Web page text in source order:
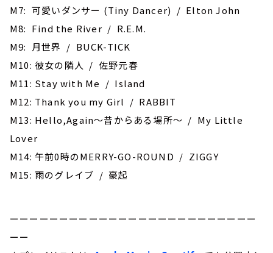
M7: 可愛いダンサー (Tiny Dancer) / Elton John
M8: Find the River / R.E.M.
M9: 月世界 / BUCK-TICK
M10: 彼女の隣人 / 佐野元春
M11: Stay with Me / Island
M12: Thank you my Girl / RABBIT
M13: Hello,Again～昔からある場所～ / My Little
Lover
M14: 午前0時のMERRY-GO-ROUND / ZIGGY
M15: 雨のグレイブ / 豪起
ーーーーーーーーーーーーーーーーーーーーーーーーー
ーー